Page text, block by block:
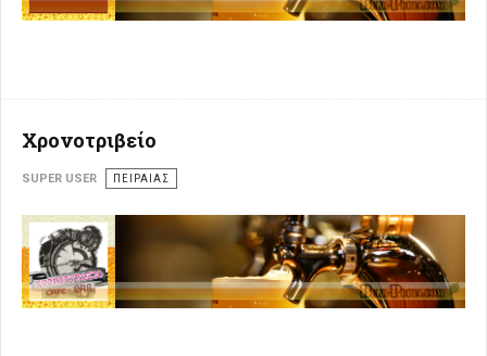
Χρονοτριβείο
SUPER USER ΠΕΙΡΑΙΆΣ